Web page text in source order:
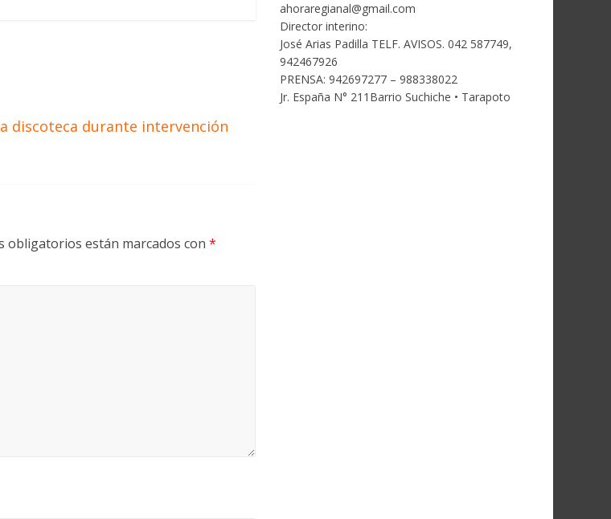
discoteca durante intervención
obligatorios están marcados con *
ahoraregianal@gmail.com
Director interino:
José Arias Padilla TELF. AVISOS. 042 587749,
942467926
PRENSA: 942697277 – 988338022
Jr. España N° 211Barrio Suchiche • Tarapoto